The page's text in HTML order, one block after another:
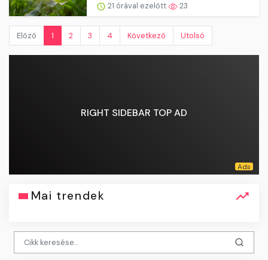
21 órával ezelőtt 23
Előző 1 2 3 4 Következő Utolsó
RIGHT SIDEBAR TOP AD
Mai trendek